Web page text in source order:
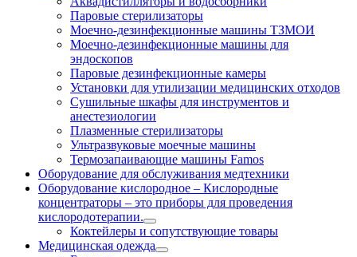
Паровые стерилизаторы
Моечно-дезинфекционные машины ТЗМОИ
Моечно-дезинфекционные машины для
эндоскопов
Паровые дезинфекционные камеры
Установки для утилизации медицинских отходов
Сушильные шкафы для инструментов и
анестезиологии
Плазменные стерилизаторы
Ультразвуковые моечные машины
Термозапаивающие машины Famos
Оборудование для обслуживания медтехники
Оборудование кислородное – Кислородные
концентраторы – это приборы для проведения
кислородотерапии.
Коктейлеры и сопутствующие товары
Медицинская одежда